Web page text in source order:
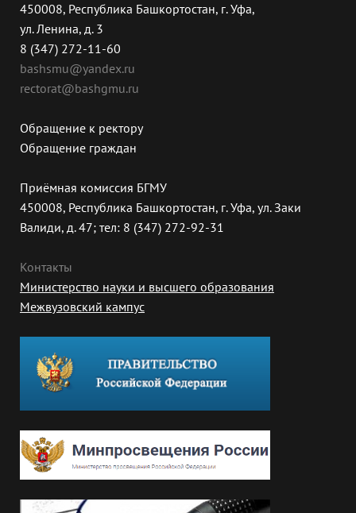
450008, Республика Башкортостан, г. Уфа,
ул. Ленина, д. 3
8 (347) 272-11-60
bashsmu@yandex.ru
rectorat@bashgmu.ru
Обращение к ректору
Обращение граждан
Приёмная комиссия БГМУ
450008, Республика Башкортостан, г. Уфа, ул. Заки
Валиди, д. 47; тел: 8 (347) 272-92-31
Контакты
Министерство науки и высшего образования
Межвузовский кампус